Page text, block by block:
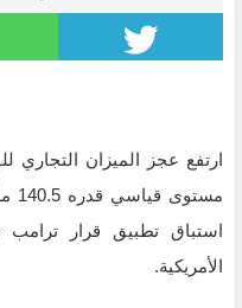
استباق تطبيق قرار
الأمريكية.